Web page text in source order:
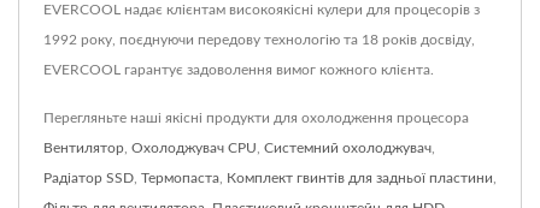
EVERCOOL надає клієнтам високоякісні кулери для процесорів з
1992 року, поєднуючи передову технологію та 18 років досвіду,
EVERCOOL гарантує задоволення вимог кожного клієнта.
Перегляньте наші якісні продукти для охолодження процесора
Вентилятор Охолоджувач CPU Системний охолоджувач
Радіатор SSD Термопаста Комплект гвинтів для задньої пластини